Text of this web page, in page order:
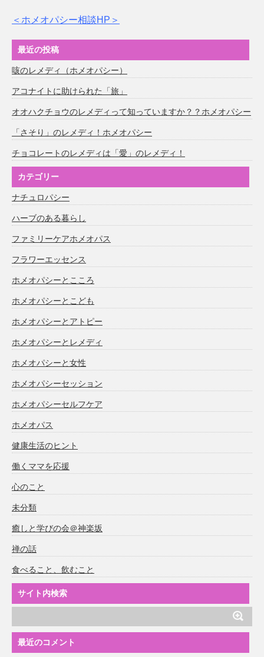
＜ホメオパシー相談HP＞
最近の投稿
咳のレメディ（ホメオパシー）
アコナイトに助けられた「旅」
オオハクチョウのレメディって知っていますか？？ホメオパシー
「さそり」のレメディ！ホメオパシー
チョコレートのレメディは「愛」のレメディ！
カテゴリー
ナチュロパシー
ハーブのある暮らし
ファミリーケアホメオパス
フラワーエッセンス
ホメオパシーとこころ
ホメオパシーとこども
ホメオパシーとアトピー
ホメオパシーとレメディ
ホメオパシーと女性
ホメオパシーセッション
ホメオパシーセルフケア
ホメオパス
健康生活のヒント
働くママを応援
心のこと
未分類
癒しと学びの会＠神楽坂
禅の話
食べること、飲むこと
サイト内検索
最近のコメント